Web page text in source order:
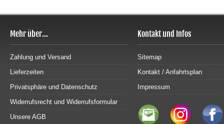
Mehr über...
Zahlung und Versand
Lieferzeiten
Privatsphäre und Datenschutz
Widerrufsrecht und Widerrufsformular
Unsere AGB
Kontakt und Infos
Sitemap
Kontakt / Anfahrtsplan
Impressum